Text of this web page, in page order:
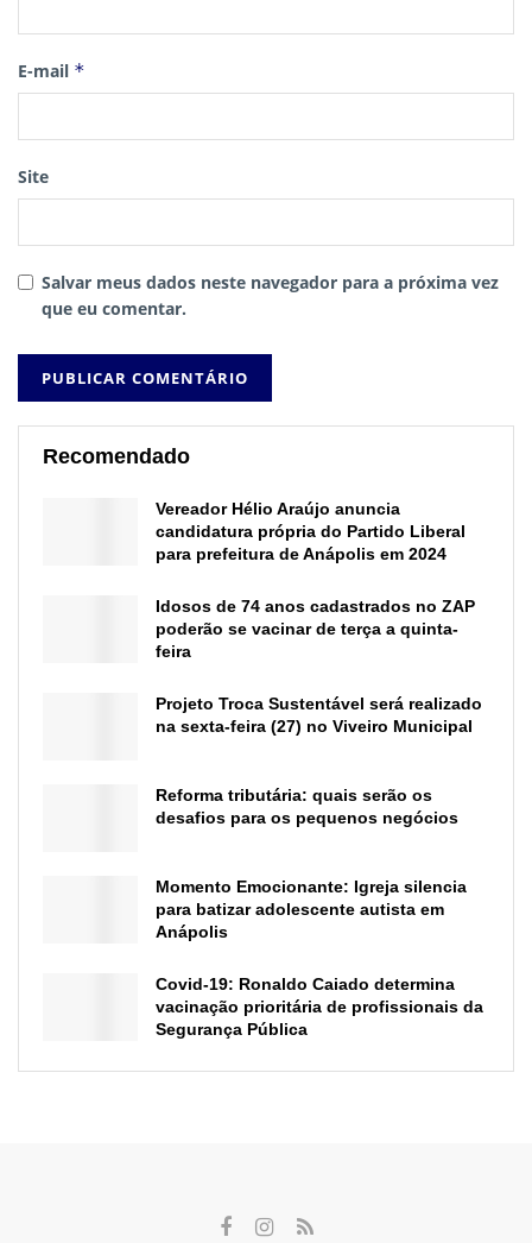
E-mail *
Site
Salvar meus dados neste navegador para a próxima vez
que eu comentar.
Recomendado
Vereador Hélio Araújo anuncia
candidatura própria do Partido Liberal
para prefeitura de Anápolis em 2024
Idosos de 74 anos cadastrados no ZAP
poderão se vacinar de terça a quinta-
feira
Projeto Troca Sustentável será realizado
na sexta-feira (27) no Viveiro Municipal
Reforma tributária: quais serão os
desafios para os pequenos negócios
Momento Emocionante: Igreja silencia
para batizar adolescente autista em
Anápolis
Covid-19: Ronaldo Caiado determina
vacinação prioritária de profissionais da
Segurança Pública